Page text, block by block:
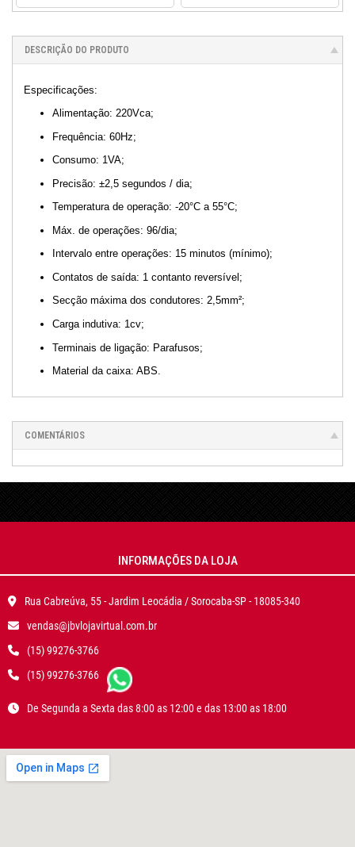
DESCRIÇÃO DO PRODUTO
Especificações:
Alimentação: 220Vca;
Frequência: 60Hz;
Consumo: 1VA;
Precisão: ±2,5 segundos / dia;
Temperatura de operação: -20°C a 55°C;
Máx. de operações: 96/dia;
Intervalo entre operações: 15 minutos (mínimo);
Contatos de saída: 1 contanto reversível;
Secção máxima dos condutores: 2,5mm²;
Carga indutiva: 1cv;
Terminais de ligação: Parafusos;
Material da caixa: ABS.
COMENTÁRIOS
INFORMAÇÕES DA LOJA
Rua Cabreúva, 55 - Jardim Leocádia / Sorocaba-SP - 18085-340
vendas@jbvlojavirtual.com.br
(15) 99276-3766
(15) 99276-3766
De Segunda a Sexta das 8:00 as 12:00 e das 13:00 as 18:00